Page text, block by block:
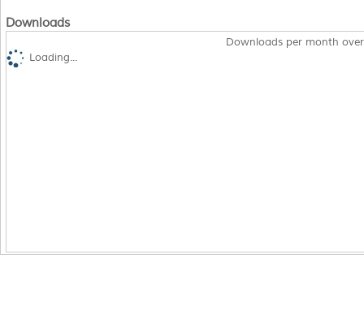
Downloads
Downloads per month
Loading...